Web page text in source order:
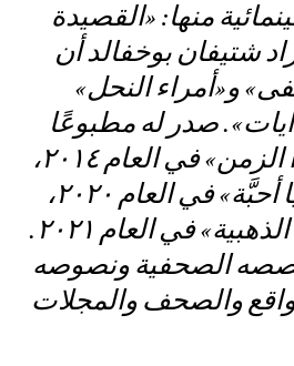
منها: «القصيدة
شتيفان بوخفالد أن
و«أمراء النحل»
صدر له مطبوعًا
«حكايات من هذا الزمن» في العام ٢٠١٤،
و«صباح الخير يا أحبَّة» في العام ٢٠٢٠،
و«قاعدة الخوف الذهبية» في العام ٢٠٢١.
الصحفية ونصوصه